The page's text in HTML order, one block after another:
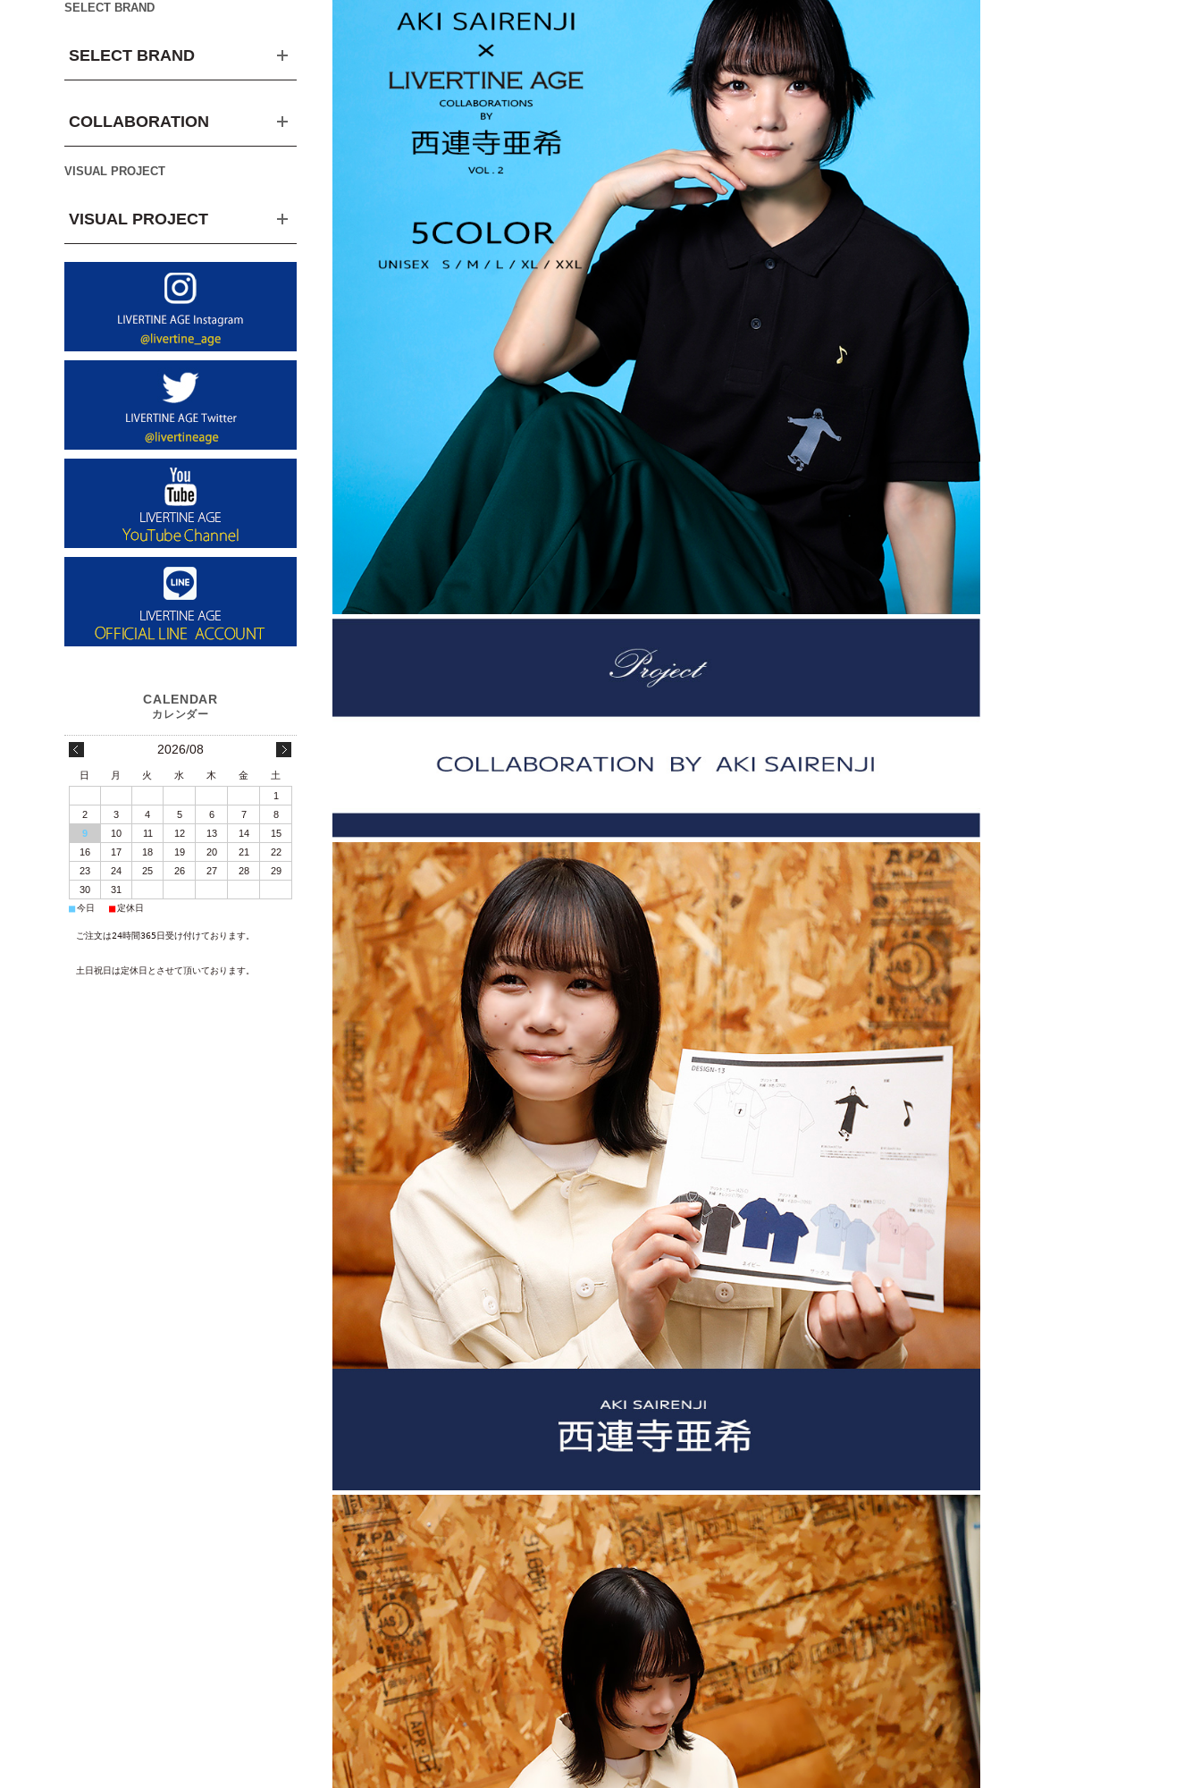
SELECT BRAND
SELECT BRAND
COLLABORATION
VISUAL PROJECT
VISUAL PROJECT
2026/08
日 月 火 水 木 金
土
1
2
3 4 5 6 7
8
9
10 11 12 13 14
15
16
17 18 19 20 21
22
23
24 25 26 27 28
29
30
31
■今日 ■定休日
ご注文は24時間365日受け付けております。
土日祝日は定休日とさせて頂いております。